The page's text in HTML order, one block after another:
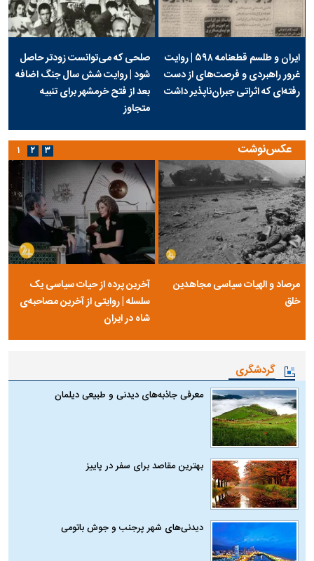
ایران و طلسم قطعنامه ۵۹۸ | روایت
غرور راهبردی و فرصت‌های از دست
رفته‌ای که اثراتی جبران‌ناپذیر داشت
صلحی که می‌توانست زودتر حاصل
شود | روایت شش سال جنگ اضافه
بعد از فتح خرمشهر برای تنبیه
متجاوز
عکس‌نوشت
مرصاد و الهیات سیاسی مجاهدین
خلق
آخرین پرده از حیات سیاسی یک
سلسله | روایتی از آخرین مصاحبه‌ی
شاه در ایران
۱ ۲ ۳
گردشگری
معرفی جاذبه‌های دیدنی و طبیعی دیلمان
بهترین مقاصد برای سفر در پاییز
دیدنی‌های شهر پرجنب و جوش باتومی